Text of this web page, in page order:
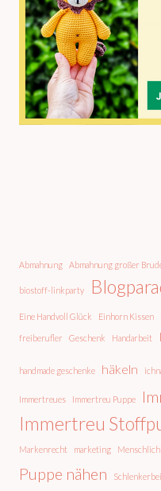
Abmahnung Abmahnung großer
biostoff-linkparty
Eine Handvoll Glück Einhorn Kissen
freiberufler Geschenk Handarbeit
handmade geschenke häkeln
Immertreues Immertreu Puppe
Immertreu
Markenrecht marketing
Puppe nähen